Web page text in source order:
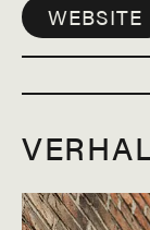
WEBSITE